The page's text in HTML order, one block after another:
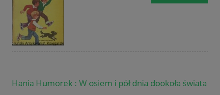
Hania Humorek : W osiem i pół dnia dookoła świata